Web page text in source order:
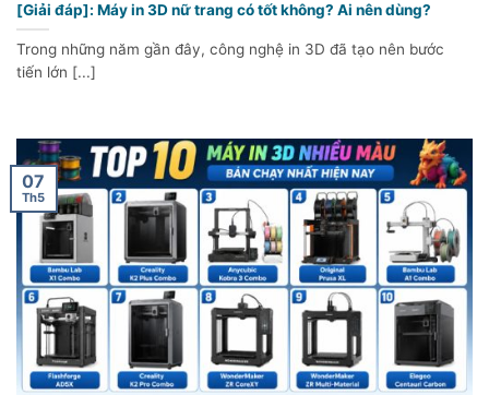
[Giải đáp]: Máy in 3D nữ trang có tốt không? Ai nên dùng?
Trong những năm gần đây, công nghệ in 3D đã tạo nên bước
tiến lớn [...]
07
Th5